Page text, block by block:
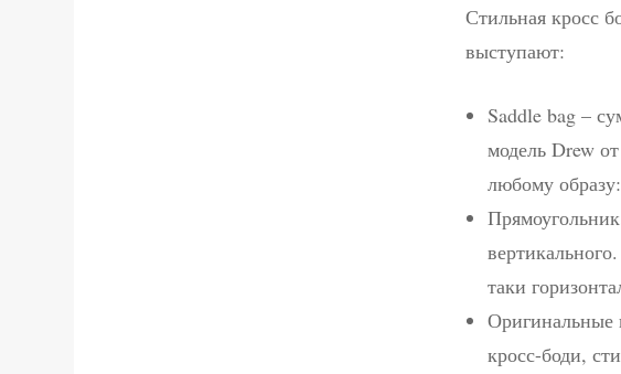
Стильная кросс
выступают:
Saddle bag –
модель Drew
любому
таки
Оригинальные
кросс-боди,